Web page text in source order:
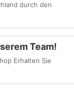
durch den
Team!
Erhalten Sie